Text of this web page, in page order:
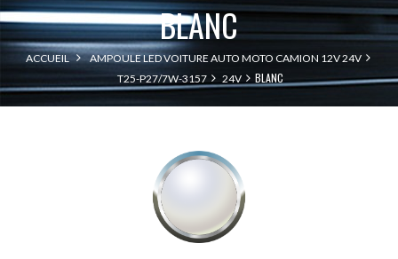
BLANC
ACCUEIL
AMPOULE LED VOITURE AUTO MOTO CAMION 12V 24V
T25-P27/7W-3157
24V BLANC